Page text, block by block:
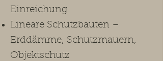
Einreichung
Lineare Schutzbauten –
Erddämme, Schutzmauern,
Objektschutz